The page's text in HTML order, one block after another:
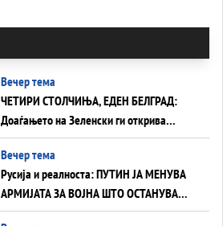
Вечер тема
ЧЕТИРИ СТОЛЧИЊА, ЕДЕН БЕЛГРАД:
Доаѓањето на Зеленски ги открива
тајните на политиката на балансирање
на Вучиќ
Вечер тема
Русија и реалноста: ПУТИН ЈА МЕНУВА
АРМИЈАТА ЗА ВОЈНА ШТО ОСТАНУВА
БЕЗ ФРОНТ